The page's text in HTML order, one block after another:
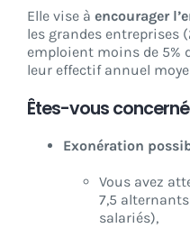
Elle vise à encourager
les grandes entreprises
emploient moins de 5%
leur effectif annuel
Êtes-vous
Exonération
Vous avez
7,5
salariés),